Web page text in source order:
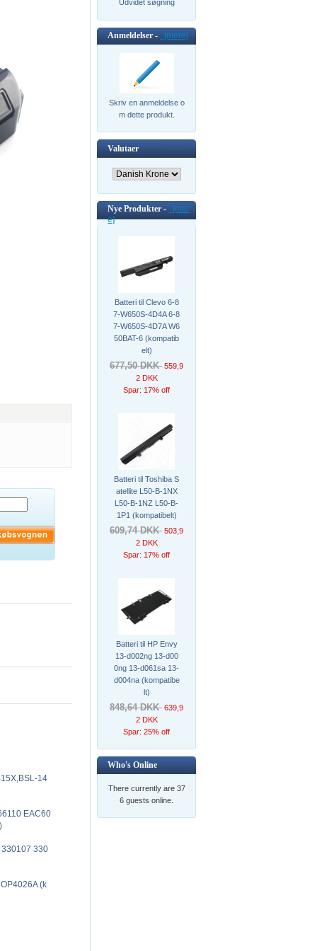
14
EAC60
330
(k
Udvidet søgning
Anmeldelser - [mere]
Skriv en anmeldelse o
m dette produkt.
Valutaer
Nye Produkter -
[mer
e]
Batteri til Clevo 6-8
7-W650S-4D4A 6-8
7-W650S-4D7A W6
50BAT-6 (kompatib
elt)
677,50 DKK 559,9
2 DKK
Spar: 17% off
Batteri til Toshiba S
atellite L50-B-1NX
L50-B-1NZ L50-B-
1P1 (kompatibelt)
609,74 DKK 503,9
2 DKK
Spar: 17% off
Batteri til HP Envy
13-d002ng 13-d00
0ng 13-d061sa 13-
d004na (kompatibe
lt)
848,64 DKK 639,9
2 DKK
Spar: 25% off
Who's Online
There currently are 37
6 guests online.